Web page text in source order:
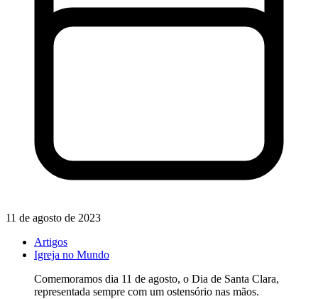
11 de agosto de 2023
Artigos
Igreja no Mundo
Comemoramos dia 11 de agosto, o Dia de Santa Clara,
representada sempre com um ostensório nas mãos.